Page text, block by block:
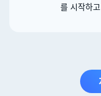
를 시작하